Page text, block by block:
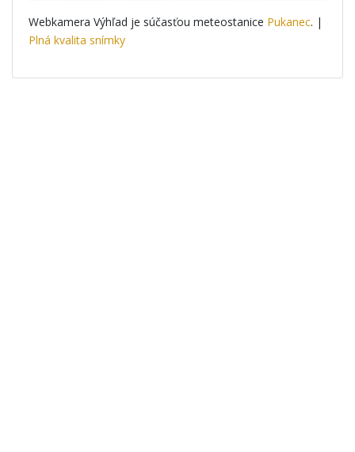
Webkamera Výhľad je súčasťou meteostanice Pukanec. |
Plná kvalita snímky